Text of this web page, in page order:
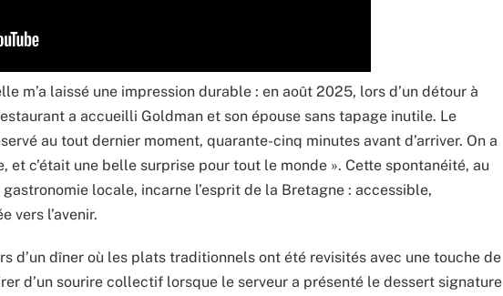
m’a laissé une impression durable : en août 2025, lors d’un détour à
a accueilli Goldman et son épouse sans tapage inutile. Le
au tout dernier moment, quarante-cinq minutes avant d’arriver. On a
et c’était une belle surprise pour tout le monde ». Cette spontanéité, au
locale, incarne l’esprit de la Bretagne : accessible,
vers l’avenir.
d’un dîner où les plats traditionnels ont été revisités avec une touche de
d’un sourire collectif lorsque le serveur a présenté le dessert signature